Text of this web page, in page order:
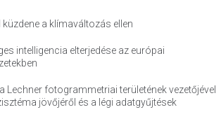
küzdene a klímaváltozás ellen
intelligencia elterjedése az európai
Lechner fotogrammetriai területének vezetőjével
jövőjéről és a légi adatgyűjtések